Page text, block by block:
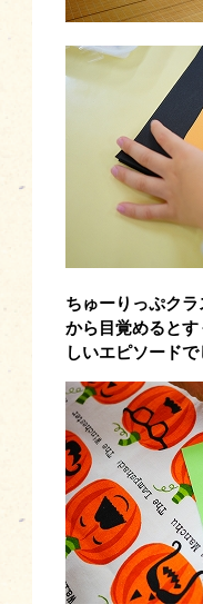
ちゅーりっぷク
から目覚めると
しいエピソード